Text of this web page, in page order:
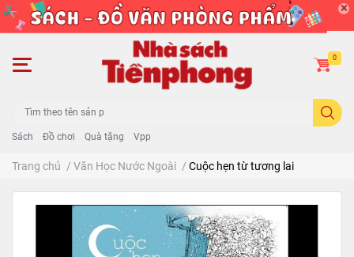
Sách Đồ chơi Quà tặng Vpp
0
Trang chủ / Văn Học Nước Ngoài / Cuộc hẹn từ tương lai